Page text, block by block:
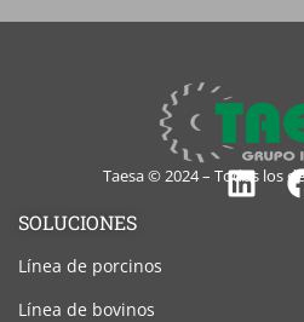
Taesa © 2024 – Todos los
SOLUCIONES
Línea de porcinos
Línea de bovinos